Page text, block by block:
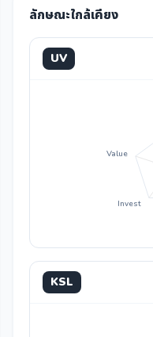
ลักษณะใกล้เคียง
UV
Invest
Value
KSL